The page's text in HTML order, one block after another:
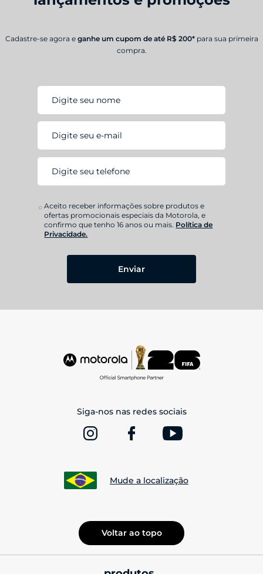
Cadastre-se agora e ganhe um cupom de até R$ 200* para sua primeira
compra.
Enviar
Aceito receber informações sobre produtos e
ofertas promocionais especiais da Motorola, e
confirmo que tenho 16 anos ou mais. Política de
Privacidade.
Siga-nos nas redes sociais
Mude a localização
Voltar ao topo